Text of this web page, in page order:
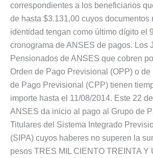
correspondientes a los beneficiarios
de hasta $3.131,00 cuyos documentos
identidad tengan como último dígito el
cronograma de ANSES de pagos. Los
Pensionados de ANSES que cobren
Orden de Pago Previsional (OPP) o de
de Pago Previsional (CPP) tienen
importe hasta el 11/08/2014. Este 22
ANSES da inicio al pago al Grupo de
Titulares del Sistema Integrado
(SIPA) cuyos haberes no superen la
pesos TRES MIL CIENTO TREINTA Y